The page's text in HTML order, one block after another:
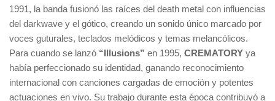
1991, la banda fusionó las raíces del death metal con influencias
del darkwave y el gótico, creando un sonido único marcado por
voces guturales, teclados melódicos y temas melancólicos.
Para cuando se lanzó “Illusions” en 1995, CREMATORY ya
había perfeccionado su identidad, ganando reconocimiento
internacional con canciones cargadas de emoción y potentes
actuaciones en vivo. Su trabajo durante esta época contribuyó a